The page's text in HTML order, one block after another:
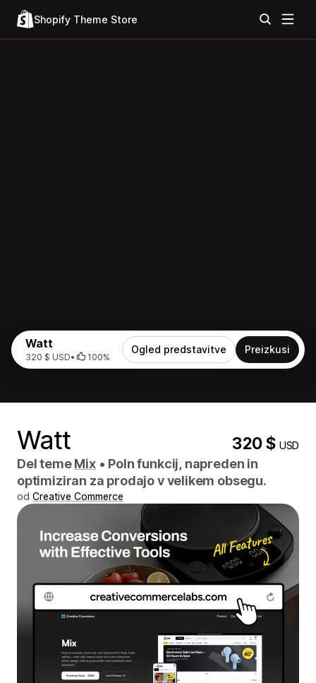
Shopify Theme Store
Watt
320 $ USD• 100%
Ogled predstavitve Preizkusi
Watt 320 $USD
Del temeMix • Poln funkcij, napreden in
optimiziran za prodajo v velikem obsegu.
od Creative Commerce